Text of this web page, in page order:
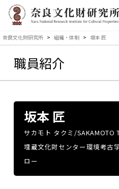
奈良文化財研究所 > 組織・体制 > 坂本 匠
職員紹介
坂本 匠
サカモト タクミ/SAKAMOTO
埋蔵文化財センター環境考古
ロー